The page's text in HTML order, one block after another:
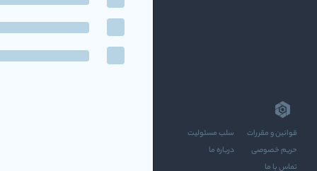
قوانین و مقررات
سلب مسئولیت
حریم خصوصی
درباره ما
تماس با ما